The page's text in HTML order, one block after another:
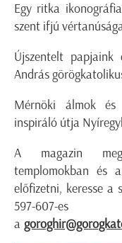
Egy ritka
szent ifjú
Újszentelt
András
Mérnöki álmok és
inspiráló útja
A magazin
templomokban és
előfizetni, keresse a
597-607-es
a